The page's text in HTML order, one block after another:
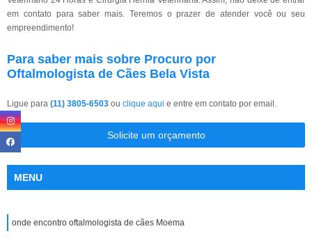
em contato para saber mais. Teremos o prazer de atender você ou seu
empreendimento!
Para saber mais sobre Procuro por
Oftalmologista de Cães Bela Vista
Ligue para (11) 3805-6503 ou clique aqui e entre em contato por email.
Solicite um orçamento
MENU
onde encontro oftalmologista de cães Moema